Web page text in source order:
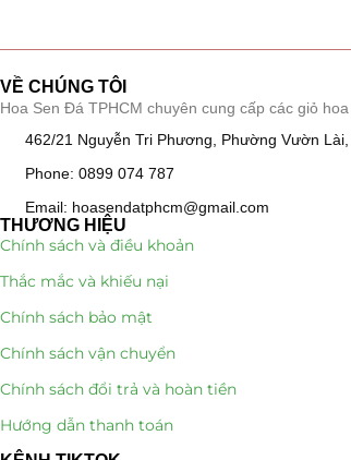
(132)
Lũa Hồ Điệp Sen Đá
Hoa Ngày Lễ 8/3
Hoa Tặng 14/2
Hoa Tặng 20/10
Quà Tặng
Quà Tặng Khách Hàng
VỀ CHÚNG TÔI
Hoa Sen Đá TPHCM chuyên cung cấp các giỏ
462/21 Nguyễn Tri Phương, Phường Vườn
Phone: 0899 074 787
Email: hoasendatphcm@gmail.com
THƯƠNG HIỆU
Chính sách và điều khoản
Thắc mắc và khiếu nại
Chính sách bảo mật
Chính sách vận chuyển
Chính sách đổi trả và hoàn tiền
Hướng dẫn thanh toán